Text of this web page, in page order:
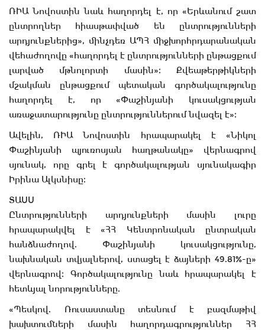
ՌԻԱ Նովոստին նաև հաղորդել է, որ «Երևանում շատ
ընտրողներ հիասթափված են ընտրությունների
արդյունքներից», մինչդեռ ԱՊՀ միջխորհրդարանական
վեհաժողովը «հաղորդել է ընտրությունների ընթացքում
լարված մթնոլորտի մասին»։ Քվեաթերթիկների
մշակման ընթացքում պետական գործակալությունը
հաղորդել է, որ «Փաշինյանի կուսակցության
առաջատարությունը ընտրություններում նվազել է»։
Ավելին, ՌԻԱ Նովոստին հրապարակել է «Նիկոլ
Փաշինյանի պյուռոսյան հաղթանակը» վերնագրով
սյունակ, որը գրել է գործակալության սյունակագիր
Իրինա Ալկսնիսը։
ՏԱՍՍ
Ընտրությունների արդյունքների մասին լուրը
հրապարակվել է «ՀՀ Կենտրոնական ընտրական
հանձնաժողով. Փաշինյանի կուսակցությունը,
նախնական տվյալներով, ստացել է ձայների 49.81%-ը»
վերնագրով։ Գործակալությունը նաև հրապարակել է
հետևյալ նորությունները.
«Պեսկով. Ռուսաստանը տեսնում է բազմաթիվ
խախտումների մասին հաղորդագրություններ ՀՀ